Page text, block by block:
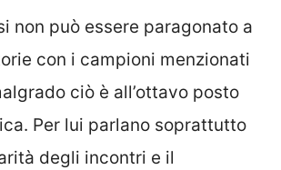
non può essere paragonato a
con i campioni menzionati
ciò è all’ottavo posto
Per lui parlano soprattutto
degli incontri e il